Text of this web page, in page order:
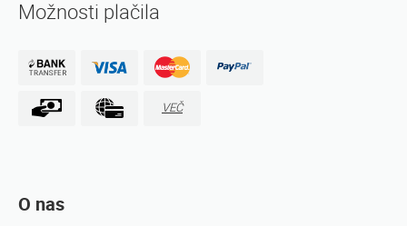
Možnosti plačila
VEČ
O nas